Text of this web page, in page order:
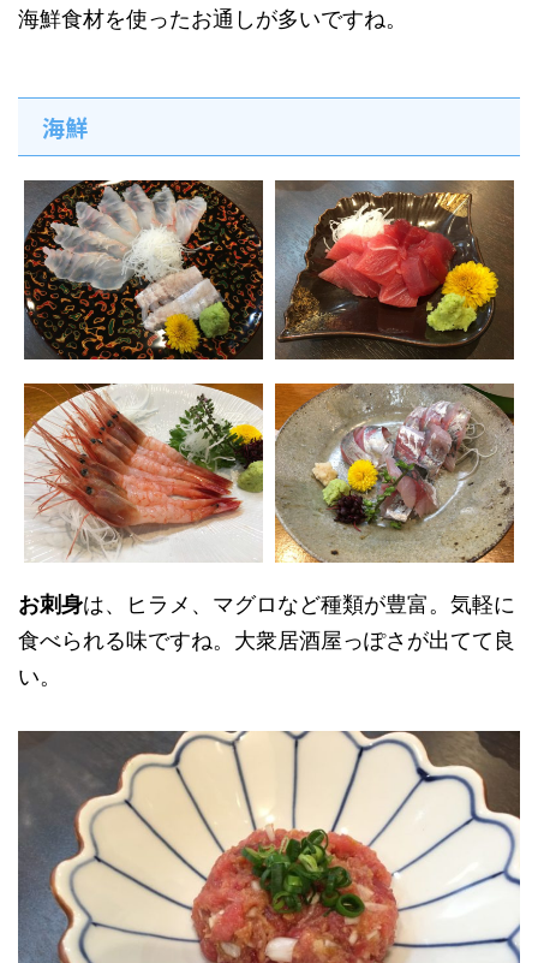
海鮮食材を使ったお通しが多いですね。
海鮮
お刺身は、ヒラメ、マグロなど種類が豊富。気軽に
食べられる味ですね。大衆居酒屋っぽさが出てて良
い。